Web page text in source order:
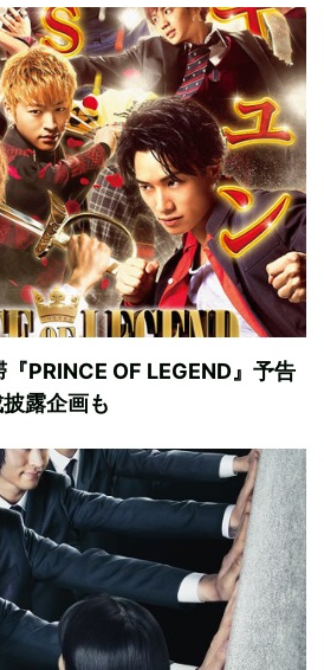
PRINCE OF LEGEND』予告
露企画も